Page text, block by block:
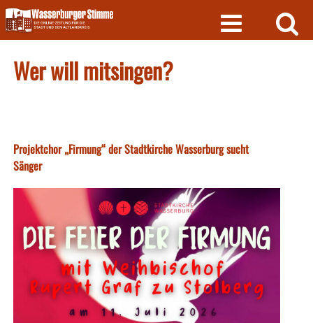
Skip
to
content
Wer will mitsingen?
Projektchor „Firmung“ der Stadtkirche Wasserburg sucht
Sänger